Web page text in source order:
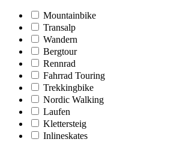
Mountainbike
Transalp
Wandern
Bergtour
Rennrad
Fahrrad Touring
Trekkingbike
Nordic Walking
Laufen
Klettersteig
Inlineskates